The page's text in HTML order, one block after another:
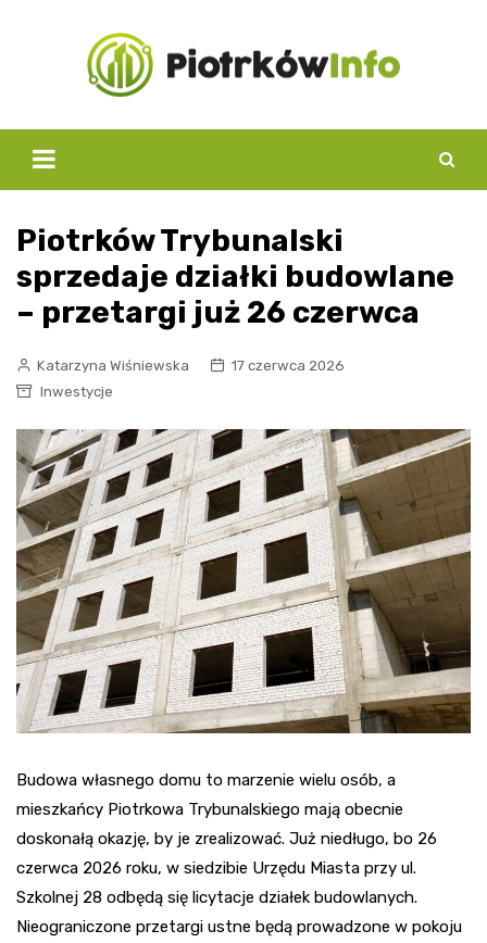
Piotrków Trybunalski
sprzedaje działki budowlane
– przetargi już 26 czerwca
Katarzyna Wiśniewska
17 czerwca 2026
Inwestycje
Budowa własnego domu to marzenie wielu osób, a
mieszkańcy Piotrkowa Trybunalskiego mają obecnie
doskonałą okazję, by je zrealizować. Już niedługo, bo 26
czerwca 2026 roku, w siedzibie Urzędu Miasta przy ul.
Szkolnej 28 odbędą się licytacje działek budowlanych.
Nieograniczone przetargi ustne będą prowadzone w pokoju